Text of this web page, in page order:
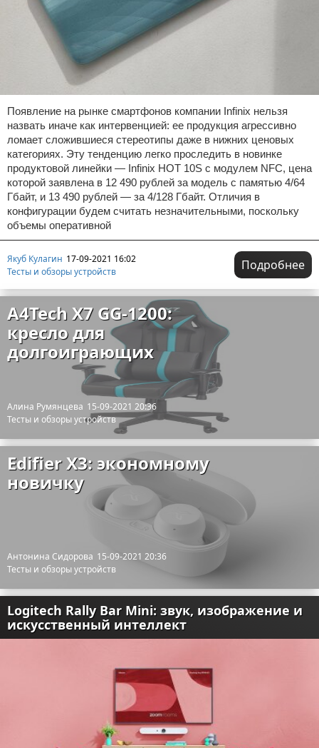
Появление на рынке смартфонов компании Infinix нельзя
назвать иначе как интервенцией: ее продукция агрессивно
ломает сложившиеся стереотипы даже в нижних ценовых
категориях. Эту тенденцию легко проследить в новинке
продуктовой линейки — Infinix HOT 10S с модулем NFC, цена
которой заявлена в 12 490 рублей за модель с памятью 4/64
Гбайт, и 13 490 рублей — за 4/128 Гбайт. Отличия в
конфигурации будем считать незначительными, поскольку
объемы оперативной
Якуб Кулагин 17-09-2021 16:02
Тесты и обзоры устройств
Подробнее
A4Tech X7 GG-1200:
кресло для
долгоиграющих
Алина Румянцева 15-09-2021 20:36
Тесты и обзоры устройств
Edifier X3: экономному
новичку
Антонина Сидорова 15-09-2021 20:36
Тесты и обзоры устройств
Logitech Rally Bar Mini: звук, изображение и
искусственный интеллект